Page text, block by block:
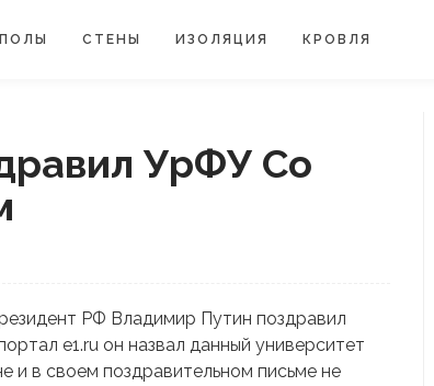
ПОЛЫ СТЕНЫ ИЗОЛЯЦИЯ КРОВЛЯ
УрФУ Со
РФ Владимир Путин поздравил
e1.ru он назвал данный университет
и в своем поздравительном письме не